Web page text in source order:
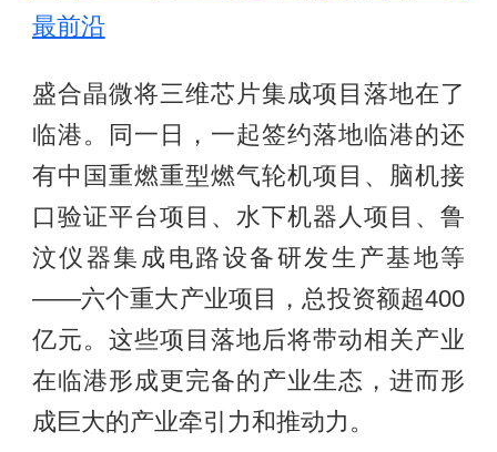
最前沿
盛合晶微将三维芯片集成项目落地在了
临港。同一日，一起签约落地临港的还
有中国重燃重型燃气轮机项目、脑机接
口验证平台项目、水下机器人项目、鲁
汶仪器集成电路设备研发生产基地等
——六个重大产业项目，总投资额超400
亿元。这些项目落地后将带动相关产业
在临港形成更完备的产业生态，进而形
成巨大的产业牵引力和推动力。